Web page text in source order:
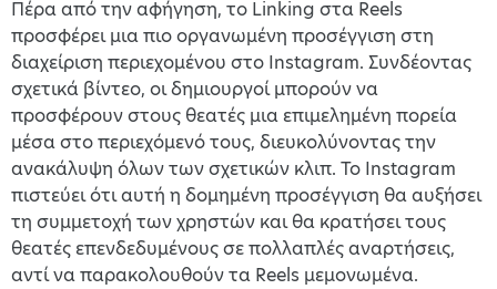
Πέρα από την αφήγηση, το Linking στα Reels
προσφέρει μια πιο οργανωμένη προσέγγιση στη
διαχείριση περιεχομένου στο Instagram. Συνδέοντας
σχετικά βίντεο, οι δημιουργοί μπορούν να
προσφέρουν στους θεατές μια επιμελημένη πορεία
μέσα στο περιεχόμενό τους, διευκολύνοντας την
ανακάλυψη όλων των σχετικών κλιπ. Το Instagram
πιστεύει ότι αυτή η δομημένη προσέγγιση θα αυξήσει
τη συμμετοχή των χρηστών και θα κρατήσει τους
θεατές επενδεδυμένους σε πολλαπλές αναρτήσεις,
αντί να παρακολουθούν τα Reels μεμονωμένα.